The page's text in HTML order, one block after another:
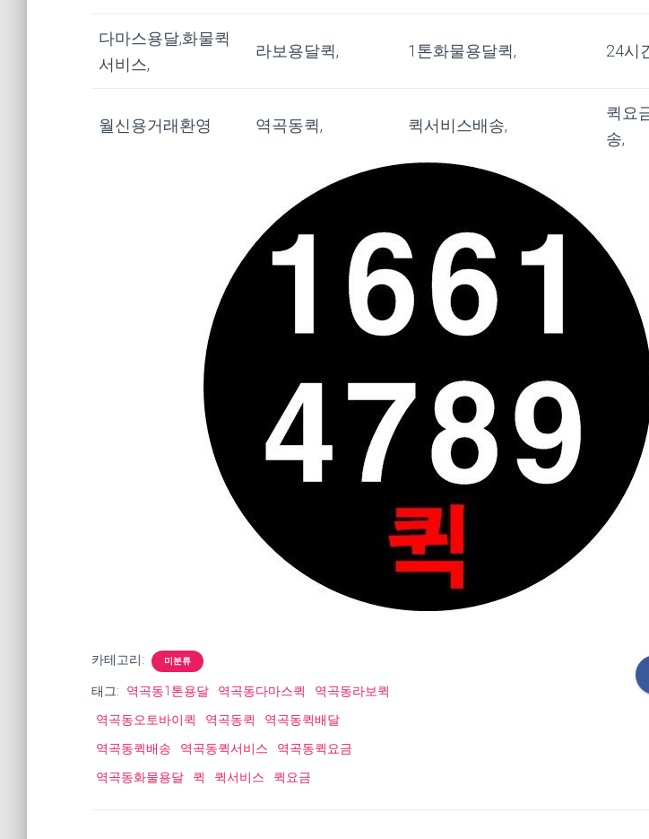
다마스용달,화물퀵
서비스,
라보용달퀵, 1톤화물용달퀵, 24시
월신용거래환영 역곡동퀵, 퀵서비스배송,
퀵요
송,
카테고리: 미분류
태그: 역곡동1톤용달 역곡동다마스퀵
역곡동라보퀵
역곡동오토바이퀵
역곡동퀵
역곡동퀵배달
역곡동퀵배송
역곡동퀵서비스
역곡동퀵요금
역곡동화물용달
퀵 퀵서비스 퀵요금